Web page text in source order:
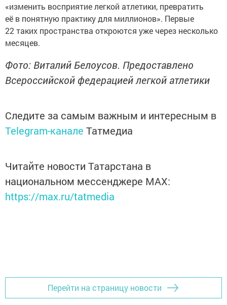
«изменить восприятие легкой атлетики, превратить
её в понятную практику для миллионов». Первые
22 таких пространства откроются уже через несколько
месяцев.
Фото: Виталий Белоусов. Предоставлено
Всероссийской федерацией легкой атлетики
Следите за самым важным и интересным в
Telegram-канале Татмедиа
Читайте новости Татарстана в
национальном мессенджере MАХ:
https://max.ru/tatmedia
Перейти на страницу новости